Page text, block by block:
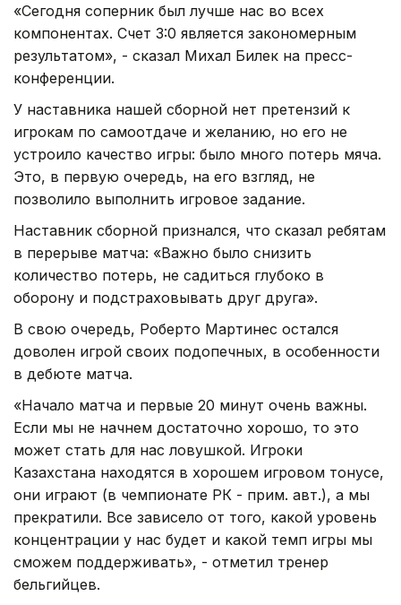
«Сегодня соперник был лучше нас во всех
компонентах. Счет 3:0 является закономерным
результатом», - сказал Михал Билек на пресс-
конференции.
У наставника нашей сборной нет претензий к
игрокам по самоотдаче и желанию, но его не
устроило качество игры: было много потерь мяча.
Это, в первую очередь, на его взгляд, не
позволило выполнить игровое задание.
Наставник сборной признался, что сказал ребятам
в перерыве матча: «Важно было снизить
количество потерь, не садиться глубоко в
оборону и подстраховывать друг друга».
В свою очередь, Роберто Мартинес остался
доволен игрой своих подопечных, в особенности
в дебюте матча.
«Начало матча и первые 20 минут очень важны.
Если мы не начнем достаточно хорошо, то это
может стать для нас ловушкой. Игроки
Казахстана находятся в хорошем игровом тонусе,
они играют (в чемпионате РК - прим. авт.), а мы
прекратили. Все зависело от того, какой уровень
концентрации у нас будет и какой темп игры мы
сможем поддерживать», - отметил тренер
бельгийцев.